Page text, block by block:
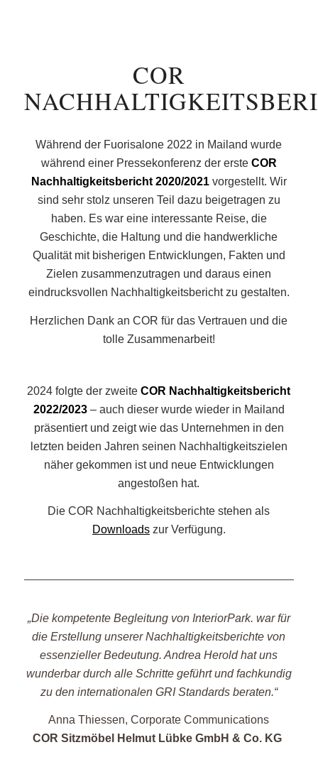
COR
Während der Fuorisalone 2022 in Mailand wurde
während einer Pressekonferenz der erste COR
Nachhaltigkeitsbericht 2020/2021vorgestellt. Wir
sind sehr stolz unseren Teil dazu beigetragen zu
haben. Es war eine interessante Reise, die
Geschichte, die Haltung und die handwerkliche
Qualität mit bisherigen Entwicklungen, Fakten und
Zielen zusammenzutragen und daraus einen
eindrucksvollen Nachhaltigkeitsbericht zu gestalten.
Herzlichen Dank an COR für das Vertrauen und die
tolle Zusammenarbeit!
2024 folgte der zweiteCOR Nachhaltigkeitsbericht
2022/2023– auch dieser wurde wieder in Mailand
präsentiert und zeigt wie das Unternehmen in den
letzten beiden Jahren seinen Nachhaltigkeitszielen
näher gekommen ist und neue Entwicklungen
angestoßen hat.
Die COR Nachhaltigkeitsberichte stehen als
Downloadszur Verfügung.
„Die kompetente Begleitung von InteriorPark. war für
die Erstellung unserer Nachhaltigkeitsberichte von
essenzieller Bedeutung. Andrea Herold hat uns
wunderbar durch alle Schritte geführt und fachkundig
zu den internationalen GRI Standards beraten.“
Anna Thiessen, Corporate Communications
COR Sitzmöbel Helmut Lübke GmbH & Co. KG